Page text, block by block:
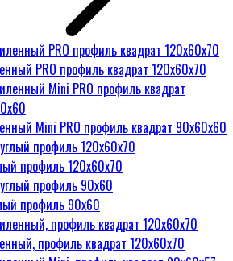
PRO профиль квадрат 120х60х70
Mini PRO профиль квадрат 90х60х60
профиль 120х60х70
профиль 90х60
профиль квадрат 120х60х70